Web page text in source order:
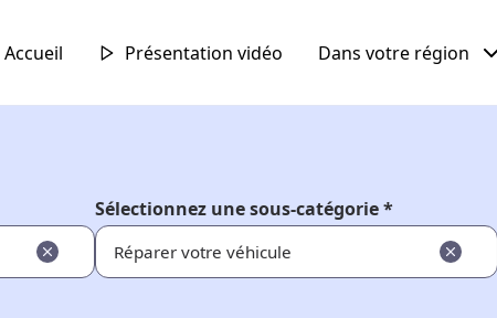
Accueil Présentation vidéo Dans votre région
Sélectionnez une sous-catégorie *
Réparer votre véhicule